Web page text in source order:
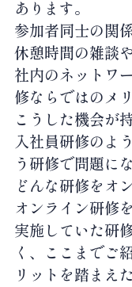
あります。
参加者同士の関
休憩時間の雑談
社内のネットワ
修ならではのメ
こうした機会が
入社員研修のよ
う研修で問題に
どんな研修をオ
オンライン研修
実施していた研
く、ここまでご
リットを踏まえ